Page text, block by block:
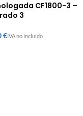
CF1800-3 –
3
€